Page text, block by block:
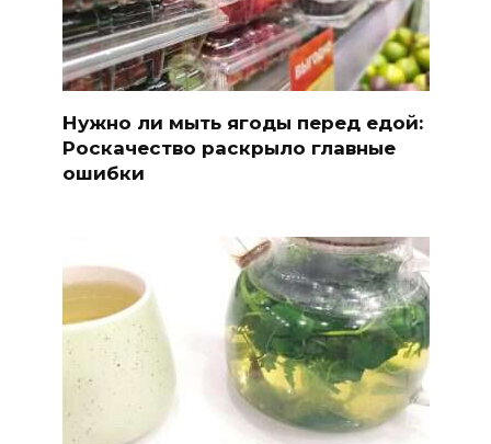
Нужно ли мыть ягоды перед едой:
Роскачество раскрыло главные
ошибки